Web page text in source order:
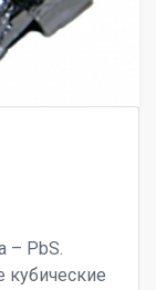
– PbS.